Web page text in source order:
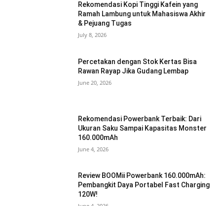
Rekomendasi Kopi Tinggi Kafein yang
Ramah Lambung untuk Mahasiswa Akhir
& Pejuang Tugas
July 8, 2026
Percetakan dengan Stok Kertas Bisa
Rawan Rayap Jika Gudang Lembap
June 20, 2026
Rekomendasi Powerbank Terbaik: Dari
Ukuran Saku Sampai Kapasitas Monster
160.000mAh
June 4, 2026
Review BOOMii Powerbank 160.000mAh:
Pembangkit Daya Portabel Fast Charging
120W!